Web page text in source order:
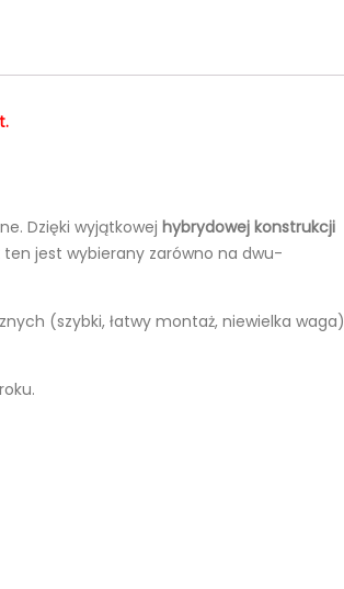
Dzięki wyjątkowej hybrydowej konstrukcji
jest wybierany zarówno na dwu-
(szybki, łatwy montaż, niewielka waga)